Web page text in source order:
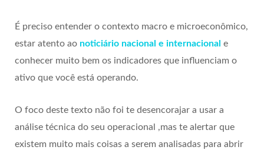
É preciso entender o contexto macro e microeconômico,
estar atento ao noticiário nacional e internacional e
conhecer muito bem os indicadores que influenciam o
ativo que você está operando.
O foco deste texto não foi te desencorajar a usar a
análise técnica do seu operacional ,mas te alertar que
existem muito mais coisas a serem analisadas para abrir